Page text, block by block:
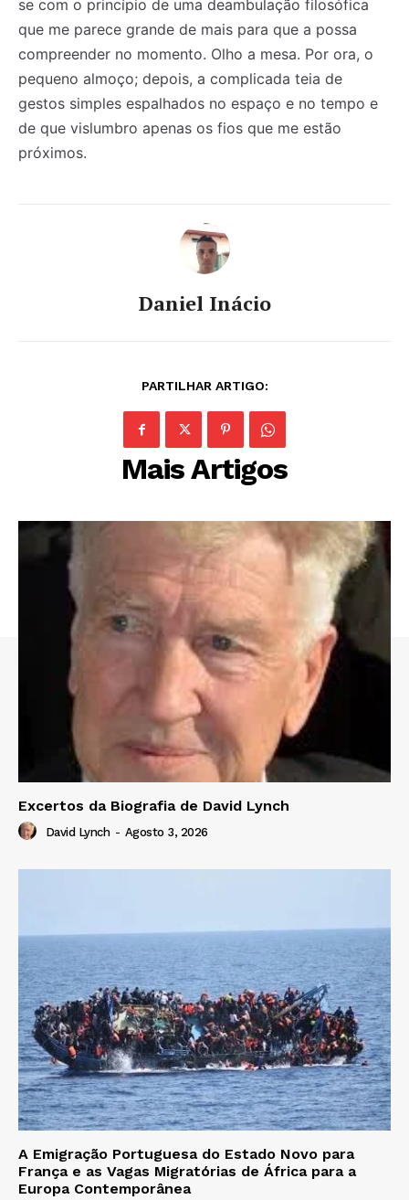
se com o princípio de uma deambulação filosófica
que me parece grande de mais para que a possa
compreender no momento. Olho a mesa. Por ora, o
pequeno almoço; depois, a complicada teia de
gestos simples espalhados no espaço e no tempo e
de que vislumbro apenas os fios que me estão
próximos.
Daniel Inácio
PARTILHAR ARTIGO:
Mais Artigos
Excertos da Biografia de David Lynch
David Lynch - Agosto 3, 2026
A Emigração Portuguesa do Estado Novo para
França e as Vagas Migratórias de África para a
Europa Contemporânea